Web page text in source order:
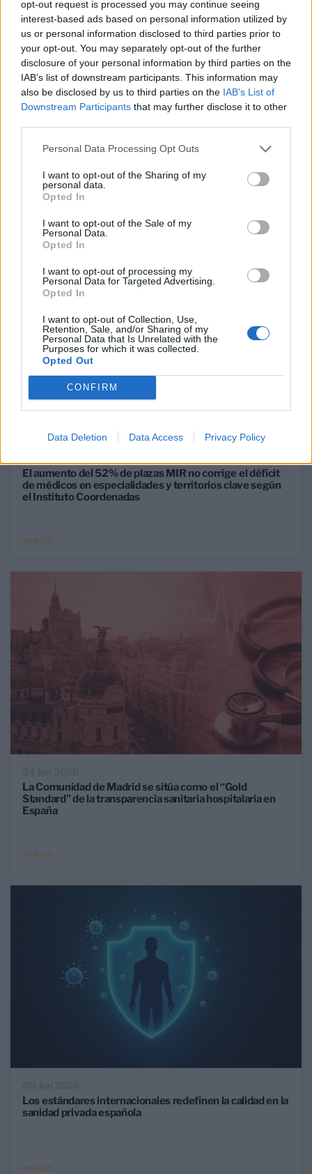
opt-out request is processed you may continue seeing
interest-based ads based on personal information utilized by
us or personal information disclosed to third parties prior to
your opt-out. You may separately opt-out of the further
disclosure of your personal information by third parties on the
IAB’s list of downstream participants. This information may
also be disclosed by us to third parties on the IAB’s List of
Downstream Participants that may further disclose it to other
Personal Data Processing Opt Outs
I want to opt-out of the Sharing of my
personal data.
Opted In
I want to opt-out of the Sale of my
Personal Data.
Opted In
I want to opt-out of processing my
Personal Data for Targeted Advertising.
Opted In
I want to opt-out of Collection, Use,
Retention, Sale, and/or Sharing of my
Personal Data that Is Unrelated with the
Purposes for which it was collected.
Opted Out
CONFIRM
Data Deletion Data Access Privacy Policy
17 Jul 2026
preservar el liderazgo español en fibra
RETOS MERCADO TELECOM
El aumento del 52% de plazas MIR no corrige el déficit
de médicos en especialidades y territorios clave según
el Instituto Coordenadas
ANÁLISIS
La Comunidad de Madrid se sitúa como el “Gold
Standard” de la transparencia sanitaria hospitalaria en
España
ANÁLISIS
Los estándares internacionales redefinen la calidad en la
sanidad privada española
ANÁLISIS